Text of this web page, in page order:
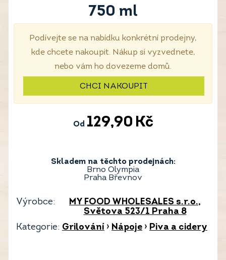
750 ml
Podívejte se na nabídku konkrétní prodejny,
kde chcete nakoupit. Nákup si vyzvednete,
nebo vám ho dovezeme domů.
CHCI NAKOUPIT
Od 129,90 Kč
Skladem na těchto prodejnách:
Brno Olympia
Praha Břevnov
Výrobce:
MY FOOD WHOLESALES s.r.o.,
Světova 523/1 Praha 8
Kategorie: Grilování › Nápoje › Piva a cidery